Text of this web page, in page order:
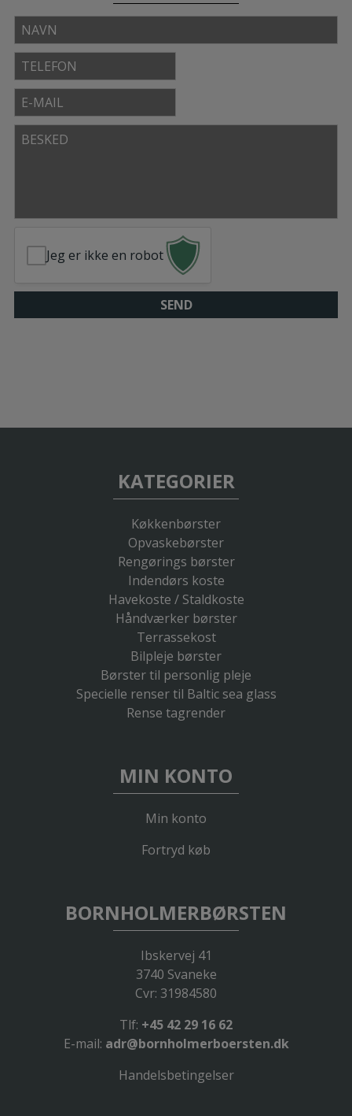
Navn
Telefon
E-
mail
Besked
Jeg er ikke en robot
KATEGORIER
Køkkenbørster
Opvaskebørster
Rengørings børster
Indendørs koste
Havekoste / Staldkoste
Håndværker børster
Terrassekost
Bilpleje børster
Børster til personlig pleje
Specielle renser til Baltic sea glass
Rense tagrender
MIN KONTO
Min konto
Fortryd køb
BORNHOLMERBØRSTEN
Ibskervej 41
3740 Svaneke
Cvr: 31984580
Tlf: +45 42 29 16 62
E-mail: adr@bornholmerboersten.dk
Handelsbetingelser